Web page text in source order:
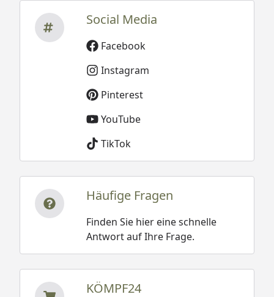
Social Media
Facebook
Instagram
Pinterest
YouTube
TikTok
Häufige Fragen
Finden Sie hier eine schnelle
Antwort auf Ihre Frage.
KÖMPF24